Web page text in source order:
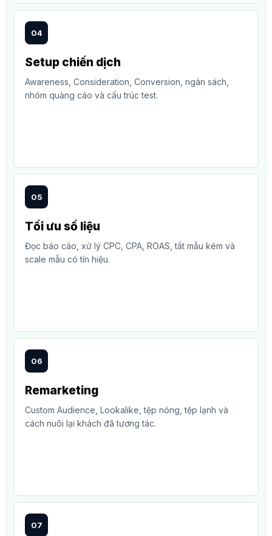
04
Setup chiến dịch
Awareness, Consideration, Conversion, ngân sách,
nhóm quảng cáo và cấu trúc test.
05
Tối ưu số liệu
Đọc báo cáo, xử lý CPC, CPA, ROAS, tắt mẫu kém và
scale mẫu có tín hiệu.
06
Remarketing
Custom Audience, Lookalike, tệp nóng, tệp lạnh và
cách nuôi lại khách đã tương tác.
07